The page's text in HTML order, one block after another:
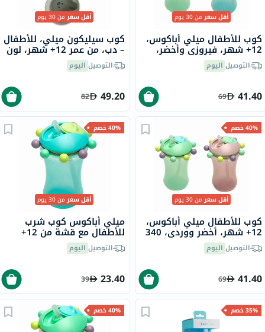
أقل سعرمن 30 يوم
كوب للأطفال ميلي أباكوس،
12+ شهر، فيروزي وأخضر،
340 مل، قطعتينالتوصيل اليوم
41.40
69
أقل سعرمن 30 يوم
كوب سيليكون ميلي، للأطفال
– دب، من عمر 12+ شهر، لون
قطعتين
التوصيل اليوم
49.20
82
40% خصم
أقل سعرمن 30 يوم
كوب للأطفال ميلي أباكوس،
12+ شهر، أخضر ووردي، 340
مل، قطعتين
التوصيل اليوم
41.40
69
40% خصم
أقل سعرمن 30 يوم
ميلي أباكوس كوب شرب
للأطفال مع قشة من 12+
شهر - فيروزي 340 مل
التوصيل اليوم
23.40
39
35% خصم 40% خصم